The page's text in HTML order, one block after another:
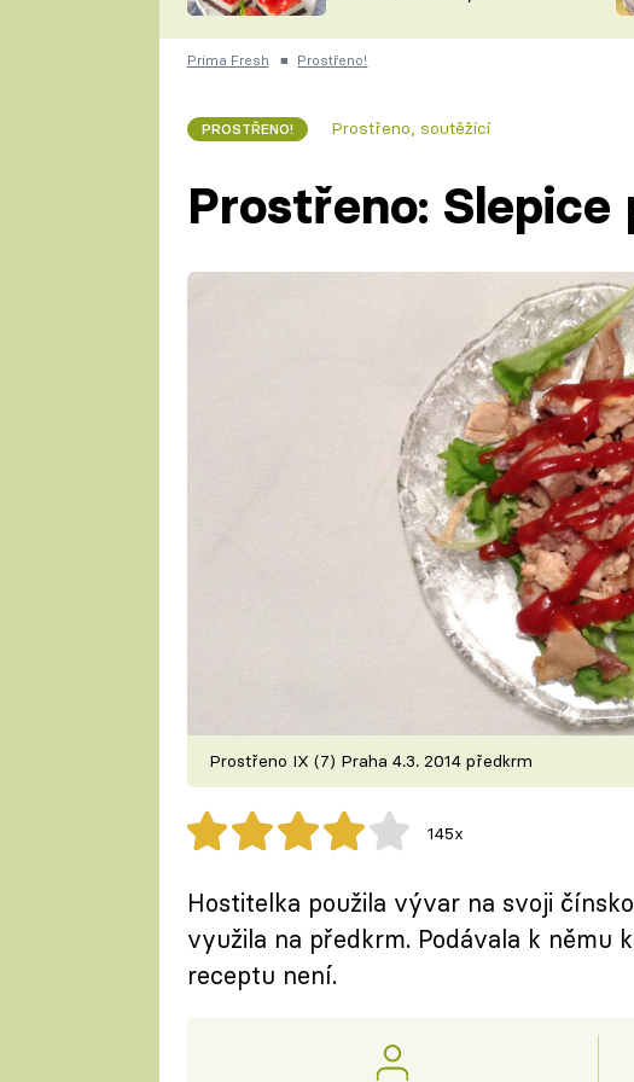
ČESKO NA TALÍŘI
KUCHAŘKA
Prima Fresh ■ Prostřeno!
PROSTŘENO! Prostřeno, soutěžící
Prostřeno: Slepice
Prostřeno IX (7) Praha 4.3. 2014 předkrm
145x
Hostitelka použila vývar na svoji
využila na předkrm. Podávala k němu
receptu není.